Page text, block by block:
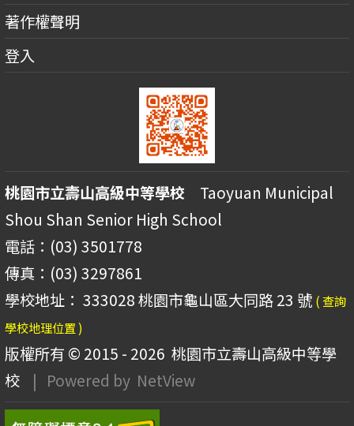
著作權聲明
登入
桃園市立壽山高級中等學校 Taoyuan Municipal
Shou Shan Senior High School
電話：(03) 3501778
傳真：(03) 3297861
學校地址： 333028 桃園市龜山區大同路 23 號 ( 查詢
學校地理位置 )
版權所有 © 2015 - 2026 桃園市立壽山高級中等學
校
| Powered by NetView